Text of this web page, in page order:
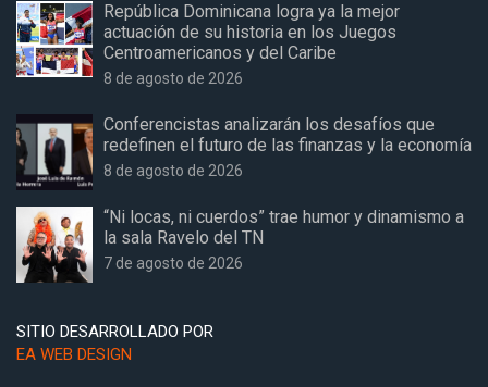
República Dominicana logra ya la mejor
actuación de su historia en los Juegos
Centroamericanos y del Caribe
8 de agosto de 2026
Conferencistas analizarán los desafíos que
redefinen el futuro de las finanzas y la economía
8 de agosto de 2026
“Ni locas, ni cuerdos” trae humor y dinamismo a
la sala Ravelo del TN
7 de agosto de 2026
SITIO DESARROLLADO POR
EA WEB DESIGN